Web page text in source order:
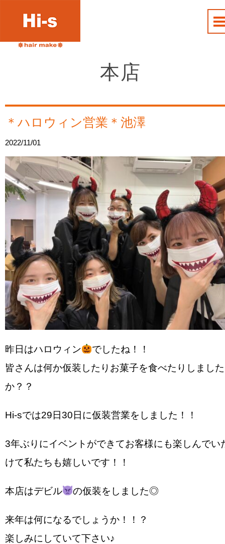
本店
＊ハロウィン営業＊池澤
2022/11/01
昨日はハロウィン
でしたね！！
皆さんは何か仮装したりお菓子を食べたりしました
か？？
Hi-sでは29日30日に仮装営業をしました！！
3年ぶりにイベントができてお客様にも楽しんでい
けて私たちも嬉しいです！！
本店はデビル の仮装をしました◎
来年は何になるでしょうか！！？
楽しみにしていて下さい♪